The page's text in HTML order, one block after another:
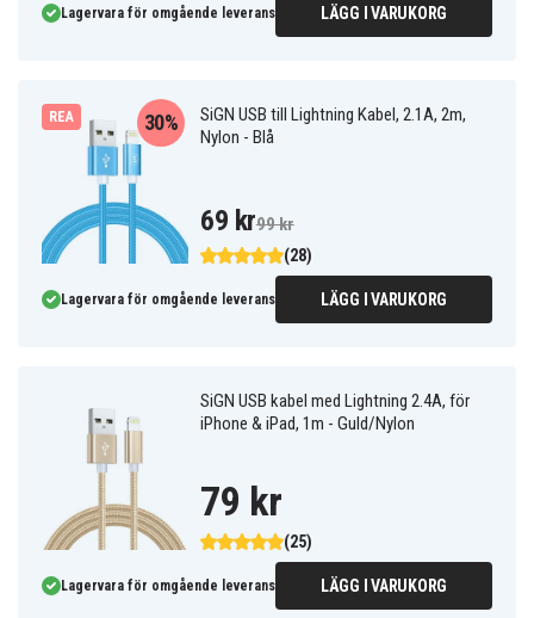
Lagervara för omgående leverans LÄGG I VARUKORG
REA
SiGN USB till Lightning Kabel, 2.1A, 2m,
Nylon - Blå
(28)
30%
69 kr99 kr
Lagervara för omgående leverans LÄGG I VARUKORG
SiGN USB kabel med Lightning 2.4A, för
iPhone & iPad, 1m - Guld/Nylon
(25)
79 kr
Lagervara för omgående leverans LÄGG I VARUKORG